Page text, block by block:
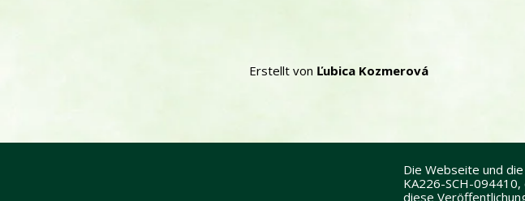
Erstellt von Ľubica Kozmerová
Die Webseite und
KA226-SCH-
diese